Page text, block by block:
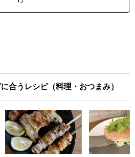
合うレシピ（料理・おつまみ）